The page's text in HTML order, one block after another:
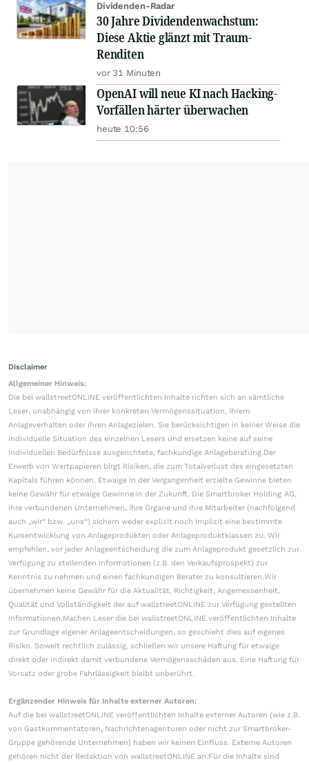
Dividenden-Radar
30 Jahre Dividendenwachstum:
Diese Aktie glänzt mit Traum-
Renditen
vor 31 Minuten
OpenAI will neue KI nach Hacking-
Vorfällen härter überwachen
heute 10:56
Disclaimer
Allgemeiner Hinweis:
Die bei wallstreetONLINE veröffentlichten Inhalte richten sich an sämtliche
Leser, unabhängig von ihrer konkreten Vermögenssituation, ihrem
Anlageverhalten oder ihren Anlagezielen. Sie berücksichtigen in keiner Weise die
individuelle Situation des einzelnen Lesers und ersetzen keine auf seine
individuellen Bedürfnisse ausgerichtete, fachkundige Anlageberatung.Der
Erwerb von Wertpapieren birgt Risiken, die zum Totalverlust des eingesetzten
Kapitals führen können. Etwaige in der Vergangenheit erzielte Gewinne bieten
keine Gewähr für etwaige Gewinne in der Zukunft. Die Smartbroker Holding AG,
ihre verbundenen Unternehmen, ihre Organe und ihre Mitarbeiter (nachfolgend
auch „wir“ bzw. „uns“) sichern weder explizit noch implizit eine bestimmte
Kursentwicklung von Anlageprodukten oder Anlageproduktklassen zu. Wir
empfehlen, vor jeder Anlageentscheidung die zum Anlageprodukt gesetzlich zur
Verfügung zu stellenden Informationen (z.B. den Verkaufsprospekt) zur
Kenntnis zu nehmen und einen fachkundigen Berater zu konsultieren.Wir
übernehmen keine Gewähr für die Aktualität, Richtigkeit, Angemessenheit,
Qualität und Vollständigkeit der auf wallstreetONLINE zur Verfügung gestellten
Informationen.Machen Leser die bei wallstreetONLINE veröffentlichten Inhalte
zur Grundlage eigener Anlageentscheidungen, so geschieht dies auf eigenes
Risiko. Soweit rechtlich zulässig, schließen wir unsere Haftung für etwaige
direkt oder indirekt damit verbundene Vermögensschäden aus. Eine Haftung für
Vorsatz oder grobe Fahrlässigkeit bleibt unberührt.
Ergänzender Hinweis für Inhalte externer Autoren:
Auf die bei wallstreetONLINE veröffentlichten Inhalte externer Autoren (wie z.B.
von Gastkommentatoren, Nachrichtenagenturen oder nicht zur Smartbroker-
Gruppe gehörende Unternehmen) haben wir keinen Einfluss. Externe Autoren
gehören nicht der Redaktion von wallstreetONLINE an.Für die Inhalte sind